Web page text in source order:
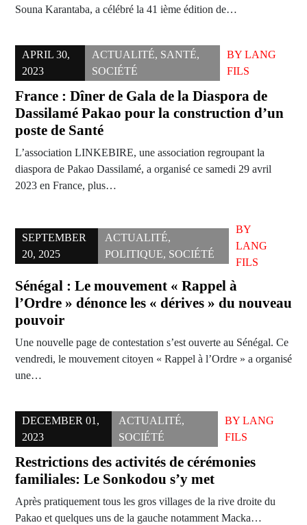
Souna Karantaba, a célébré la 41 ième édition de…
APRIL 30,
2023
ACTUALITÉ, SANTÉ,
SOCIÉTÉ
BYLANG
FILS
France : Dîner de Gala de la Diaspora de
Dassilamé Pakao pour la construction d’un
poste de Santé
L’association LINKEBIRE, une association regroupant la
diaspora de Pakao Dassilamé, a organisé ce samedi 29 avril
2023 en France, plus…
SEPTEMBER
20, 2025
ACTUALITÉ,
POLITIQUE, SOCIÉTÉ
BY
LANG
FILS
Sénégal : Le mouvement « Rappel à
l’Ordre » dénonce les « dérives » du nouveau
pouvoir
Une nouvelle page de contestation s’est ouverte au Sénégal. Ce
vendredi, le mouvement citoyen « Rappel à l’Ordre » a organisé
une…
DECEMBER 01,
2023
ACTUALITÉ,
SOCIÉTÉ
BY LANG
FILS
Restrictions des activités de cérémonies
familiales: Le Sonkodou s’y met
Après pratiquement tous les gros villages de la rive droite du
Pakao et quelques uns de la gauche notamment Macka…